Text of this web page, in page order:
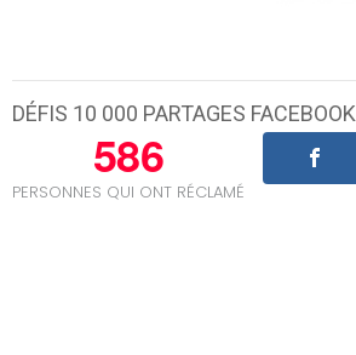
DÉFIS 10 000 PARTAGES FACEBOOK
586
PERSONNES QUI ONT RÉCLAMÉ